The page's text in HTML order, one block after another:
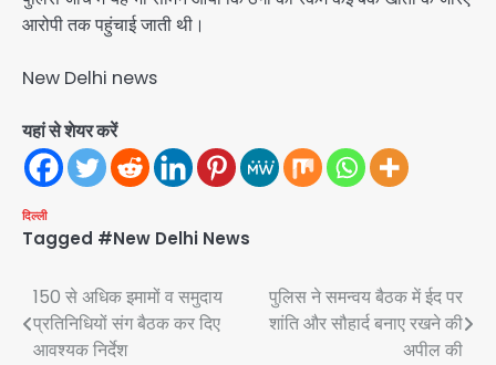
आरोपी तक पहुंचाई जाती थी।
New Delhi news
यहां से शेयर करें
दिल्ली
Tagged #New Delhi News
Post
navigation
150 से अधिक इमामों व समुदाय
प्रतिनिधियों संग बैठक कर दिए
आवश्यक निर्देश
पुलिस ने समन्वय बैठक में ईद पर
शांति और सौहार्द बनाए रखने की
अपील की